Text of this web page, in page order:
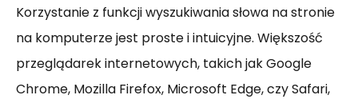
Korzystanie z funkcji wyszukiwania słowa na stronie
na komputerze jest proste i intuicyjne. Większość
przeglądarek internetowych, takich jak Google
Chrome, Mozilla Firefox, Microsoft Edge, czy Safari,